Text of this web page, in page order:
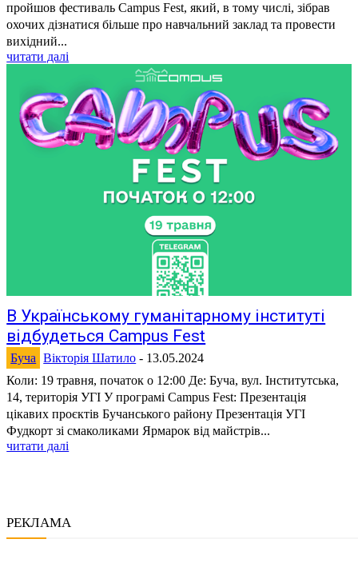
пройшов фестиваль Campus Fest, який, в тому числі, зібрав
охочих дізнатися більше про навчальний заклад та провести
вихідний...
читати далі
В Українському гуманітарному інституті
відбудеться Campus Fest
Буча Вікторія Шатило - 13.05.2024
Коли: 19 травня, початок о 12:00 Де: Буча, вул. Інститутська,
14, територія УГІ У програмі Campus Fest: Презентація
цікавих проєктів Бучанського району Презентація УГІ
Фудкорт зі смаколиками Ярмарок від майстрів...
читати далі
РЕКЛАМА